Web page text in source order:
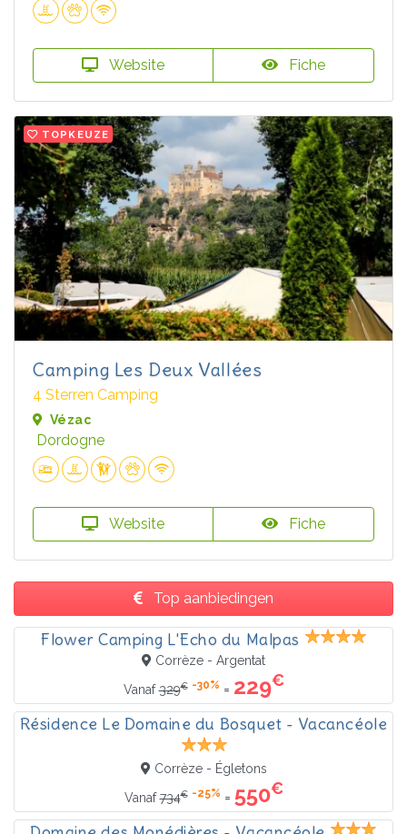
Website Fiche
TOPKEUZE
Camping Les Deux Vallées
4 Sterren Camping
Vézac
Dordogne
Website Fiche
Top aanbiedingen
Flower Camping L'Echo du Malpas
Corrèze - Argentat
Vanaf329€ -30% = 229€
Résidence Le Domaine du Bosquet - Vacancéole
Corrèze - Égletons
Vanaf734€ -25% = 550€